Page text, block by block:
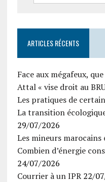
ARTICLES RÉCENTS
Face aux mégafeux,
Attal « vise droit au
Les pratiques de
La transition
29/07/2026
Les mineurs marocains
Combien d’énergie
24/07/2026
Courrier à un IPR 22/